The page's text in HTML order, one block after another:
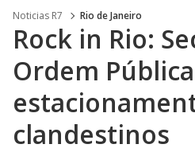
Noticias R7 Rio de Janeiro
Rock in Rio:
Ordem
clandestinos